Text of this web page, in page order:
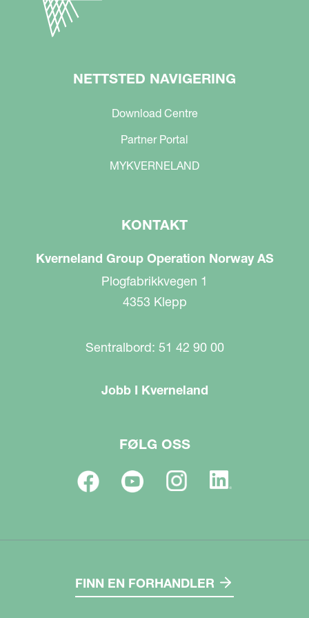
NETTSTED NAVIGERING
Download Centre
Partner Portal
MYKVERNELAND
KONTAKT
Kverneland Group Operation Norway AS
Plogfabrikkvegen 1
4353 Klepp
Sentralbord: 51 42 90 00
Jobb I Kverneland
FØLG OSS
FINN EN FORHANDLER